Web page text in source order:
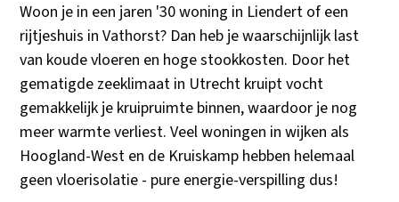
Woon je in een jaren '30 woning in Liendert of een
rijtjeshuis in Vathorst? Dan heb je waarschijnlijk last
van koude vloeren en hoge stookkosten. Door het
gematigde zeeklimaat in Utrecht kruipt vocht
gemakkelijk je kruipruimte binnen, waardoor je nog
meer warmte verliest. Veel woningen in wijken als
Hoogland-West en de Kruiskamp hebben helemaal
geen vloerisolatie - pure energie-verspilling dus!